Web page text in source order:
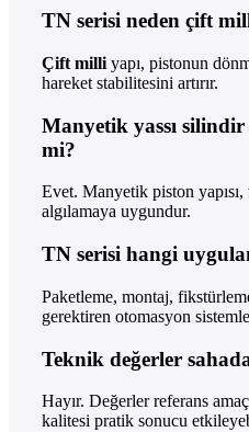
TN serisi neden çift
Çift milli yapı, pistonun
hareket stabilitesini artırır.
Manyetik yassı
mi?
Evet. Manyetik piston yapısı,
algılamaya uygundur.
TN serisi hangi
Paketleme, montaj,
gerektiren otomasyon
Teknik değerler
Hayır. Değerler referans
kalitesi pratik sonucu